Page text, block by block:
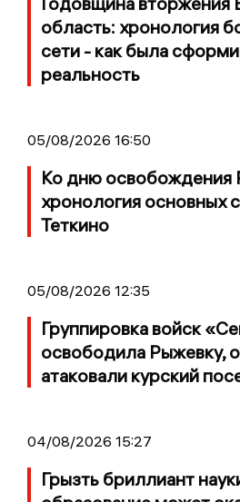
область: хронология
сети - как была
реальность
05/08/2026 16:50
Ко дню освобождения
хронология основных
Теткино
05/08/2026 12:35
Группировка войск
освободила Рыжевку,
атаковали курский
04/08/2026 15:27
Грызть бриллиант